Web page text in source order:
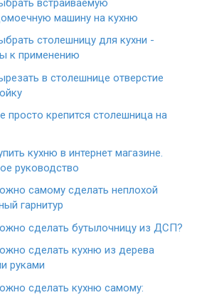
машину на кухню
столешницу для кухни -
к применению
в столешнице отверстие
просто крепится столешница на
кухню в интернет магазине.
руководство
самому сделать неплохой
гарнитур
сделать бутылочницу из ДСП?
сделать кухню из дерева
руками
сделать кухню самому: